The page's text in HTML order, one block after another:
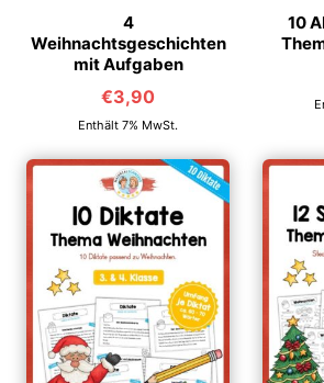
4
Weihnachtsgeschichten
mit Aufgaben
€3,90
Enthält 7% MwSt.
10